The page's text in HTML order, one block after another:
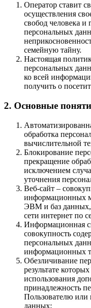
Оператор ставит
осуществления
свобод человека и
персональных
семейную тайну.
Настоящая
персональных
ко всей
получить о
2. Основные
обработка
вычислительной
Блокирование
прекращение
исключением
уточнения
Веб-сайт –
информационных
ЭВМ и баз данных,
сети интернет по
Информационная
совокупность
персональных
информационных
Обезличивание
результате
использования
принадлежность
Пользователю или
данных;